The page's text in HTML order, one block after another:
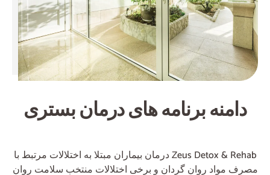
دامنه برنامه های درمان بستری
Zeus Detox & Rehab درمان بیماران مبتلا به اختلالات مرتبط با
مصرف مواد روان گردان و برخی اختلالات منتخب سلامت روان